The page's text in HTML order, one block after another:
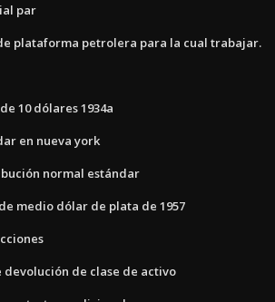
par
plataforma petrolera para la cual trabajar.
10 dólares 1934a
en nueva york
normal estándar
medio dólar de plata de 1957
devolución de clase de activo